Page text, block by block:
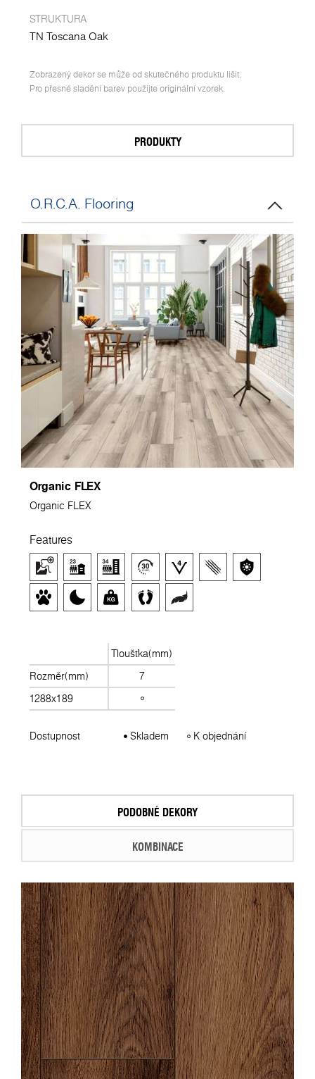
STRUKTURA
TN Toscana Oak
Zobrazený dekor se může od skutečného produktu lišit.
Pro přesné sladění barev použijte originální vzorek.
PRODUKTY
O.R.C.A. Flooring
Organic FLEX
Organic FLEX
Features
Tloušťka(mm)
Rozměr(mm)
7
1288x189
Dostupnost Skladem K objednání
PODOBNÉ DEKORY
KOMBINACE